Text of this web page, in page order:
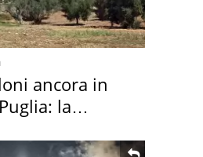
ancora in
la